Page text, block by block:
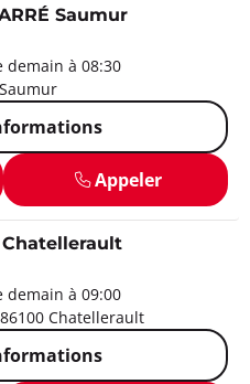
Saumur
demain à 08:30
Appeler
demain à 09:00
Chatellerault